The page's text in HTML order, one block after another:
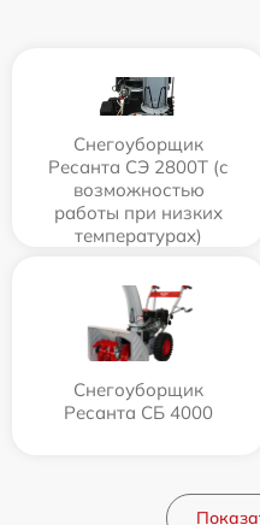
Снегоуборщик
Ресанта СЭ 2800Т (с
возможностью
работы при низких
температурах)
Снегоуборщик
Ресанта СБ 4000